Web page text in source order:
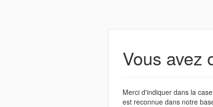
Vous avez
Merci d'indiquer dans la
est reconnue dans notre